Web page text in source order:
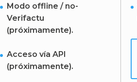
Modo offline / no-
Verifactu
(próximamente).
Acceso vía API
(próximamente).